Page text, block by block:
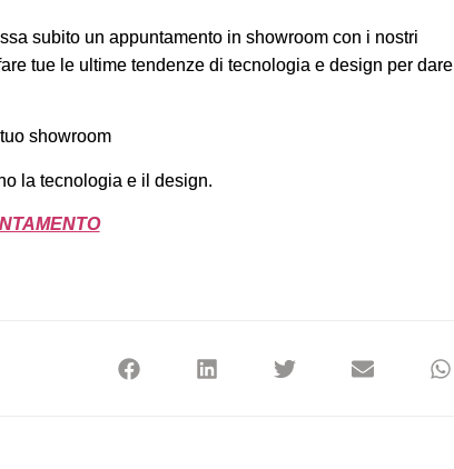
subito un appuntamento in showroom con i nostri
tue le ultime tendenze di tecnologia e design per dare
showroom
la tecnologia e il design.